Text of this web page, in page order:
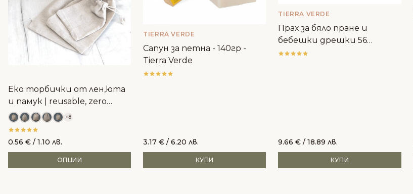
Еко торбички от лен,юта
и памук | reusable, zero
waste
+8
0.56 € / 1.10 лв.
ОПЦИИ
TIERRA VERDE
Сапун за петна - 140гр -
Tierra Verde
3.17€ / 6.20 лв.
КУПИ
TIERRA VERDE
Прах за бяло пране и
бебешки дрешки 56
пранета - Tierra Verde
9.66€ / 18.89 лв.
КУПИ